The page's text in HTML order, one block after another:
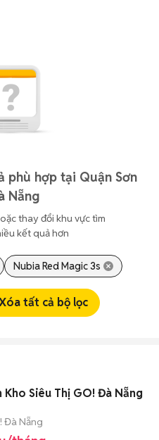
phù hợp tại Quận Sơn
Nẵng
thay đổi khu vực tìm
kết quả hơn
Nubia Red Magic 3s
tất cả bộ lọc
Kho Siêu Thị GO! Đà Nẵng
Đà Nẵng